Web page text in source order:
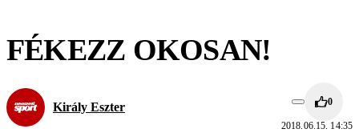
FÉKEZZ OKOSAN!
Király Eszter 0
2018.06.15. 14:35